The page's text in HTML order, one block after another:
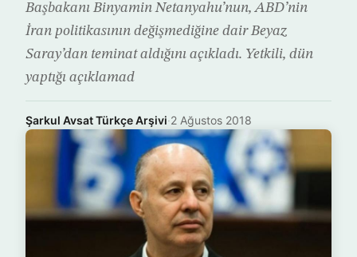
Başbakanı Binyamin Netanyahu’nun, ABD’nin
İran politikasının değişmediğine dair Beyaz
Saray’dan teminat aldığını açıkladı. Yetkili, dün
yaptığı açıklamad
Şarkul Avsat Türkçe Arşivi·2 Ağustos 2018